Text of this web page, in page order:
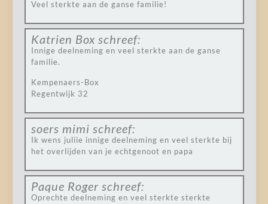
Veel sterkte aan de ganse familie!
Katrien Box schreef:
Innige deelneming en veel sterkte aan de ganse
familie.
Kempenaers-Box
Regentwijk 32
soers mimi schreef:
Ik wens juliie innige deelneming en veel sterkte bij
het overlijden van je echtgenoot en papa
Paque Roger schreef:
Oprechte deelneming en veel sterkte sterkte